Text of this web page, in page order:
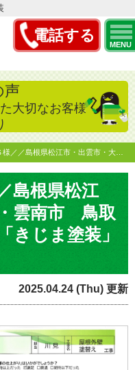
電話する
MENU
声
大切なお客様
島根県松江市・出雲市・大田市・雲南市 …
島根県松江
雲南市 鳥取
きじま塗装」
2025.04.24 (Thu) 更新